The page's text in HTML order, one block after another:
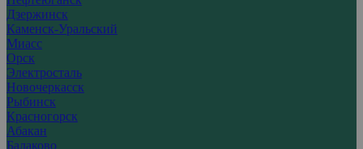
Дзержинск
Каменск-Уральский
Миасс
Орск
Электросталь
Новочеркасск
Рыбинск
Красногорск
Абакан
Балаково